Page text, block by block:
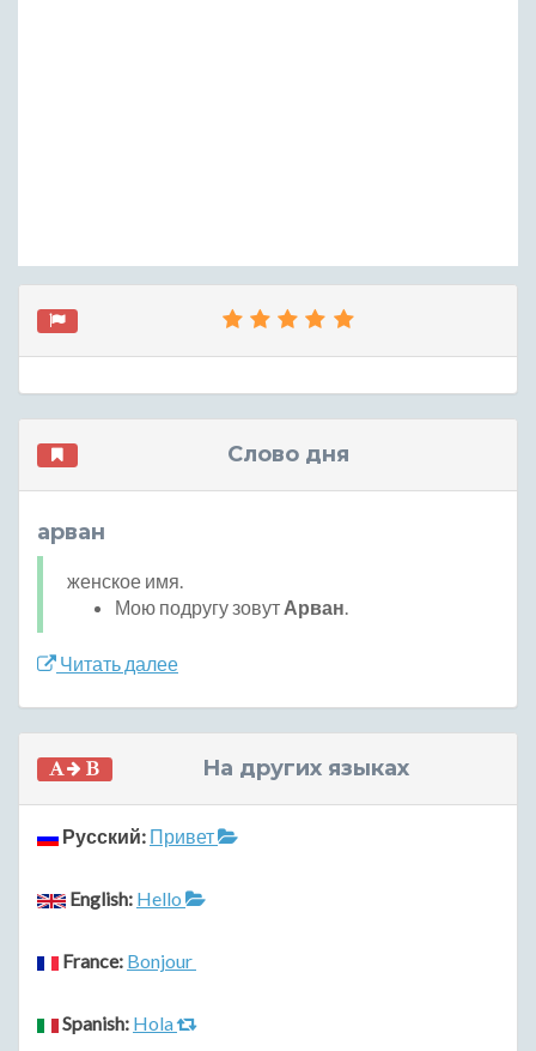
Слово дня
арван
женское имя.
Мою подругу зовут Арван.
Читать далее
На других языках
Русский: Привет
English: Hello
France: Bonjour
Spanish: Hola